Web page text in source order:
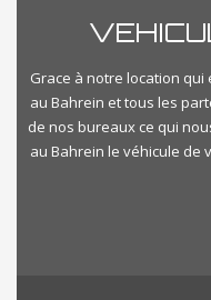
Grace à notre location
au Bahrein et tous les
de nos bureaux ce qui
au Bahrein le véhicule de